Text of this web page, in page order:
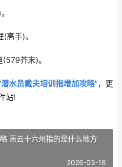
高手)。
芥末)。
潜水员戴夫培训指增加攻略”，更
站!
燕云十六州指的是什么地方
2026-03-16